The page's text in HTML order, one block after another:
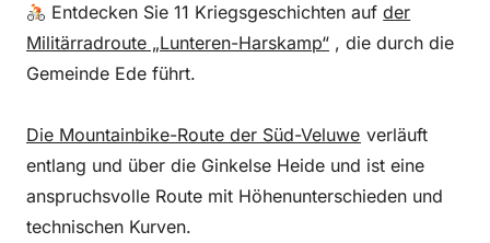
Entdecken Sie 11 Kriegsgeschichten aufder
Militärradroute „Lunteren-Harskamp“ , die durch die
Gemeinde Ede führt.
Die Mountainbike-Route der Süd-Veluwe verläuft
entlang und über die Ginkelse Heide und ist eine
anspruchsvolle Route mit Höhenunterschieden und
technischen Kurven.